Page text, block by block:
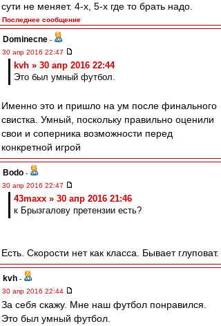
сути не меняет. 4-х, 5-х где то брать надо.
Последнее сообщение
Dominecne -
30 апр 2016 22:47
kvh » 30 апр 2016 22:44
Это был умный футбол.
Именно это и пришло на ум после финального
свистка. Умный, поскольку правильно оценили
свои и соперника возможности перед
конкретной игрой
Bodo -
30 апр 2016 22:47
43maxx » 30 апр 2016 21:46
к Брызгалову претензии есть?
Есть. Скорости нет как класса. Бывает глуповат.
kvh -
30 апр 2016 22:44
За себя скажу. Мне наш футбол понравился.
Это был умный футбол.